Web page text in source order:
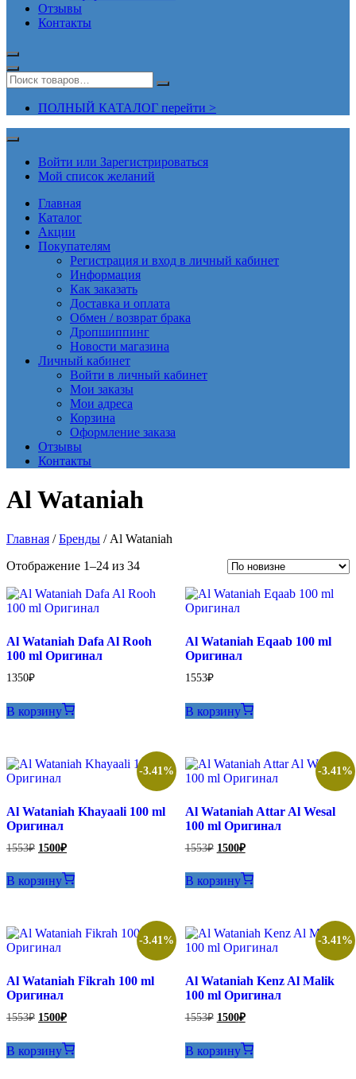
Отзывы
Контакты
ПОЛНЫЙ КАТАЛОГ перейти >
Войти или Зарегистрироваться
Мой список желаний
Главная
Каталог
Акции
Покупателям
Регистрация и вход в личный кабинет
Информация
Как заказать
Доставка и оплата
Обмен / возврат брака
Дропшиппинг
Новости магазина
Личный кабинет
Войти в личный кабинет
Мои заказы
Мои адреса
Корзина
Оформление заказа
Отзывы
Контакты
Al Wataniah
Главная /Бренды / Al Wataniah
Отображение 1–24 из 34Сортировка:
недавние
Al Wataniah Dafa Al Rooh
100 ml Оригинал
1350₽
В корзину
Al Wataniah Eqaab 100 ml
Оригинал
1553₽
В корзину
-3.41%
Al Wataniah Khayaali 100 ml
Оригинал
1553₽ Первоначальная
цена
составляла
1553₽.
1500₽Текущая
цена:
1500₽.
В корзину
-3.41%
Al Wataniah Attar Al Wesal
100 ml Оригинал
1553₽ Первоначальная
цена
составляла
1553₽.
1500₽Текущая
цена:
1500₽.
В корзину
-3.41%
Al Wataniah Fikrah 100 ml
Оригинал
1553₽ Первоначальная
составляла
1553₽.
1500₽Текущая
1500₽.
В корзину
-3.41%
Al Wataniah Kenz Al Malik
100 ml Оригинал
1553₽ Первоначальная
составляла
1553₽.
1500₽Текущая
1500₽.
В корзину